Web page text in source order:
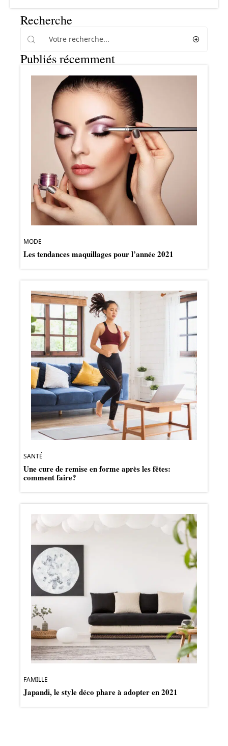
Recherche
Publiés récemment
MODE
Les tendances maquillages pour l’année 2021
SANTÉ
Une cure de remise en forme après les fêtes:
comment faire?
FAMILLE
Japandi, le style déco phare à adopter en 2021